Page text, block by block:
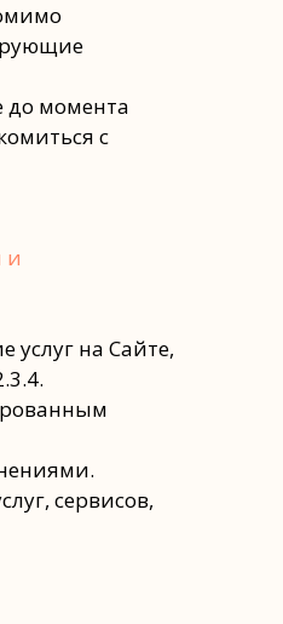
до момента
с
и
на Сайте,
сервисов,